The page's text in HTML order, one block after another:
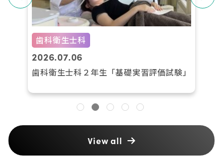
歯科衛生士科
2026.06.16
歯科衛生士科１年生「レクリエーション」
View all